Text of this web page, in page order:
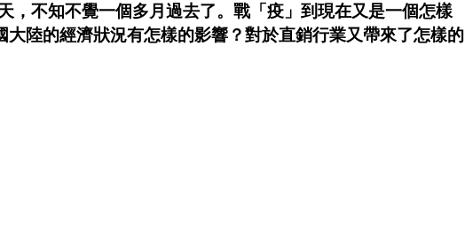
，不知不覺一個多月過去了。戰「疫」到現在又是一個怎樣
陸的經濟狀況有怎樣的影響？對於直銷行業又帶來了怎樣的